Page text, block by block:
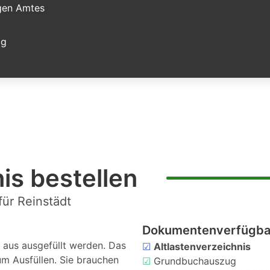
Amtes
bestellen
Reinstädt
ausgefüllt werden. Das
Ausfüllen. Sie brauchen
☑ Altlastenverzeichnis
☑ Grundbuchauszug